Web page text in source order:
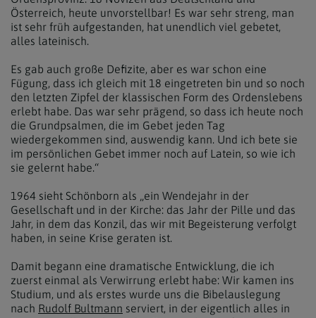
Österreich, heute unvorstellbar! Es war sehr streng, man
ist sehr früh aufgestanden, hat unendlich viel gebetet,
alles lateinisch.
Es gab auch große Defizite, aber es war schon eine
Fügung, dass ich gleich mit 18 eingetreten bin und so noch
den letzten Zipfel der klassischen Form des Ordenslebens
erlebt habe. Das war sehr prägend, so dass ich heute noch
die Grundpsalmen, die im Gebet jeden Tag
wiedergekommen sind, auswendig kann. Und ich bete sie
im persönlichen Gebet immer noch auf Latein, so wie ich
sie gelernt habe.“
1964 sieht Schönborn als „ein Wendejahr in der
Gesellschaft und in der Kirche: das Jahr der Pille und das
Jahr, in dem das Konzil, das wir mit Begeisterung verfolgt
haben, in seine Krise geraten ist.
Damit begann eine dramatische Entwicklung, die ich
zuerst einmal als Verwirrung erlebt habe: Wir kamen ins
Studium, und als erstes wurde uns die Bibelauslegung
nach Rudolf Bultmann serviert, in der eigentlich alles in